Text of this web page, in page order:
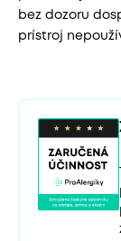
bez dozoru
prístroj